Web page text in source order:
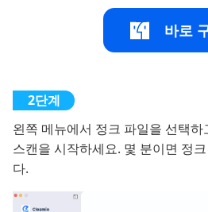
바로
왼쪽 메뉴에서 정크 파일을 선택
스캔을 시작하세요. 몇 분이면 정
다.